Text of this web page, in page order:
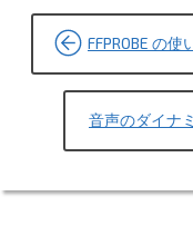
投
稿
ー
FFPROBE の使
音声のダイナ